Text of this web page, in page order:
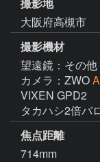
撮影地
大阪府高槻市
撮影機材
望遠鏡：その他
カメラ：ZWO
VIXEN GPD2
タカハシ2倍バ
焦点距離
714mm